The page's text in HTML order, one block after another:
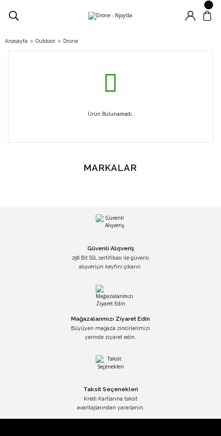
Anasayfa Outdoor Drone
Ürün Bulunamadı.
MARKALAR
Güvenli Alışveriş
256 Bit SSL sertifikası ile güvenli
alışverişin keyfini çıkarın.
Mağazalarımızı Ziyaret Edin
Büyüyen mağaza zincirlerimizi
yerinde ziyaret edin.
Taksit Seçenekleri
Kredi Kartlarına taksit
avantajlarından yararlanın.